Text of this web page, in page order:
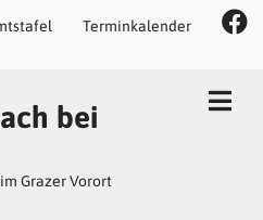
Terminkalender
bei
Grazer Vorort